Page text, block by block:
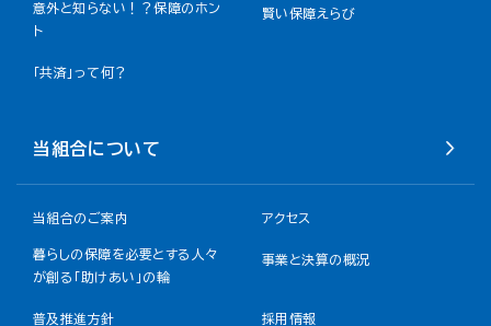
意外と知らない！？保障のホン
ト
賢い保障えらび
「共済」って何？
当組合について
当組合のご案内 アクセス
暮らしの保障を必要とする人々
が創る「助けあい」の輪
事業と決算の概況
普及推進方針 採用情報